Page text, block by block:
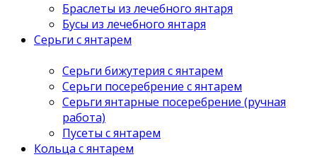
Браслеты из лечебного янтаря
Бусы из лечебного янтаря
Серьги с янтарем
Серьги бижутерия с янтарем
Серьги посеребрение с янтарем
Серьги янтарные посеребрение (ручная
работа)
Пусеты с янтарем
Кольца с янтарем